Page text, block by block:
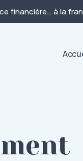
financière… à la